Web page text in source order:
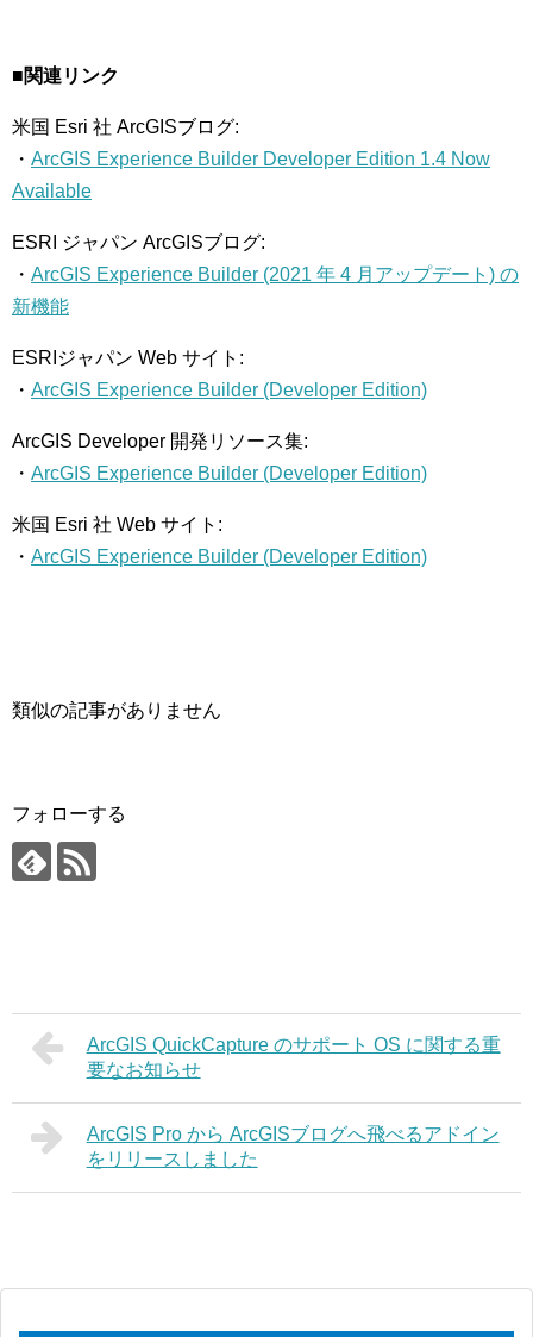
■関連リンク
米国 Esri 社 ArcGISブログ:
・ ArcGIS Experience Builder Developer Edition 1.4 Now
Available
ESRI ジャパン ArcGISブログ:
・ ArcGIS Experience Builder (2021 年 4 月アップデート) の
新機能
ESRIジャパン Web サイト:
・ ArcGIS Experience Builder (Developer Edition)
ArcGIS Developer 開発リソース集:
・ ArcGIS Experience Builder (Developer Edition)
米国 Esri 社 Web サイト:
・ ArcGIS Experience Builder (Developer Edition)
類似の記事がありません
フォローする
ArcGIS QuickCapture のサポート OS に関する重
要なお知らせ
ArcGIS Pro から ArcGISブログへ飛べるアドイン
をリリースしました